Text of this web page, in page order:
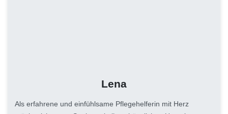
Lena
Als erfahrene und einfühlsame Pflegehelferin mit Herz